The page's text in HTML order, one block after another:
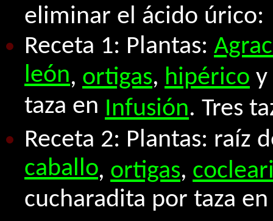
eliminar el ácido úrico:
Receta 1: Plantas:
león, ortigas, hipérico y
taza en Infusión. Tres
Receta 2: Plantas: raíz
caballo, ortigas,
cucharadita por taza